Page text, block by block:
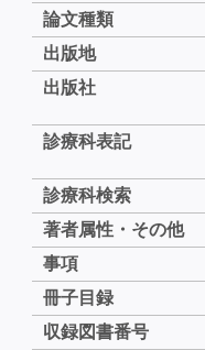
論文種類
出版地
出版社
診療科表記
診療科検索
著者属性・その他
事項
冊子目録
収録図書番号